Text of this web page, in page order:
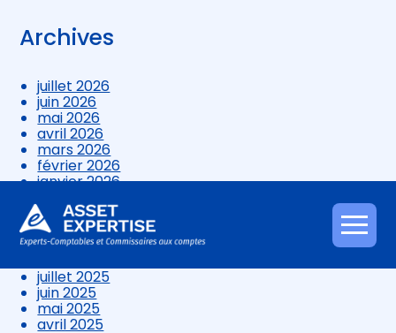
Aller
au
Archives
juillet 2026
juin 2026
mai 2026
avril 2026
mars 2026
février 2026
janvier 2026
novembre 2025
octobre 2025
septembre 2025
juillet 2025
juin 2025
mai 2025
avril 2025